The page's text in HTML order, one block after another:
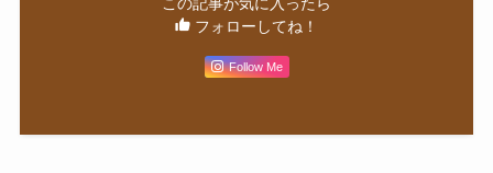
フォローしてね！
Follow Me